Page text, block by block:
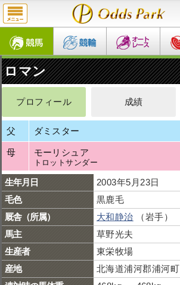
ロマン
プロフィール 成績
父 ダミスター
母 モーリシュア
トロットサンダー
生年月日
2003年5月23日
毛色
黒鹿毛
厩舎（所属）
大和静治 （岩手）
馬主
草野光夫
生産者
東栄牧場
産地
北海道浦河郡浦河町